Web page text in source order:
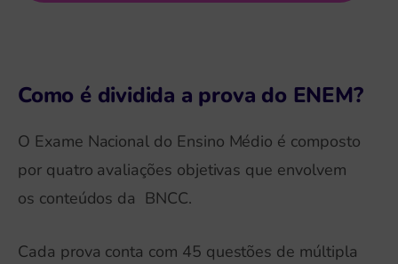
Como é dividida a prova do ENEM?
O Exame Nacional do Ensino Médio é composto
por quatro avaliações objetivas que envolvem
os conteúdos da BNCC.
Cada prova conta com 45 questões de múltipla